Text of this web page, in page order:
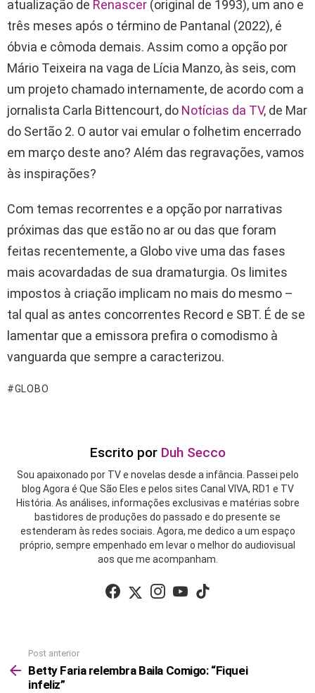
atualização de Renascer (original de 1993), um ano e
três meses após o término de Pantanal (2022), é
óbvia e cômoda demais. Assim como a opção por
Mário Teixeira na vaga de Lícia Manzo, às seis, com
um projeto chamado internamente, de acordo com a
jornalista Carla Bittencourt, do Notícias da TV, de Mar
do Sertão 2. O autor vai emular o folhetim encerrado
em março deste ano? Além das regravações, vamos
às inspirações?
Com temas recorrentes e a opção por narrativas
próximas das que estão no ar ou das que foram
feitas recentemente, a Globo vive uma das fases
mais acovardadas de sua dramaturgia. Os limites
impostos à criação implicam no mais do mesmo –
tal qual as antes concorrentes Record e SBT. É de se
lamentar que a emissora prefira o comodismo à
vanguarda que sempre a caracterizou.
GLOBO
Escrito por Duh Secco
Sou apaixonado por TV e novelas desde a infância. Passei pelo
blog Agora é Que São Eles e pelos sites Canal VIVA, RD1 e TV
História. As análises, informações exclusivas e matérias sobre
bastidores de produções do passado e do presente se
estenderam às redes sociais. Agora, me dedico a um espaço
próprio, sempre empenhado em levar o melhor do audiovisual
aos que me acompanham.
more
Post anterior
Betty Faria relembra Baila Comigo: “Fiquei
infeliz”